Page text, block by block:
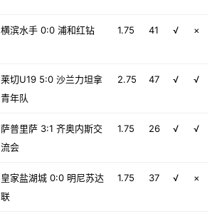
横滨水手 0:0 浦和红钻 1.75 41 √ ×
莱切U19 5:0 沙兰力坦拿
青年队
2.75 47 √ √
萨普里萨 3:1 齐奥内斯交
流会
1.75 26 √ √
皇家盐湖城 0:0 明尼苏达
联
1.75 37 √ ×